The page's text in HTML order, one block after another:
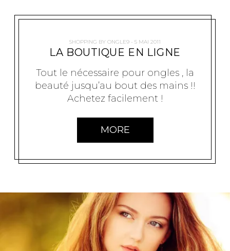
SHOPPING BY ONGLE9 5 MAI 2011
LA BOUTIQUE EN LIGNE
Tout le nécessaire pour ongles , la
beauté jusqu’au bout des mains !!
Achetez facilement !
MORE